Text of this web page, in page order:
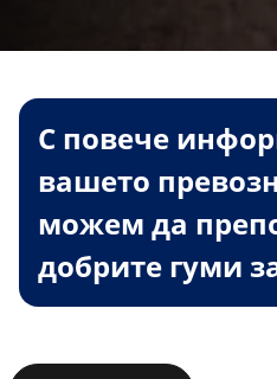
С повече
вашето
можем да
добрите гуми